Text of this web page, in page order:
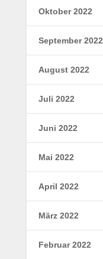
Oktober 2022
September 2022
August 2022
Juli 2022
Juni 2022
Mai 2022
April 2022
März 2022
Februar 2022